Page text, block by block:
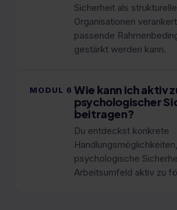
Sicherheit als
Organisationen
passende
gestärkt werden kann.
MODUL 6 Wie kann ich aktiv
psychologischer
beitragen?
Du entdeckst konkrete
psychologische
Arbeitsumfeld aktiv zu